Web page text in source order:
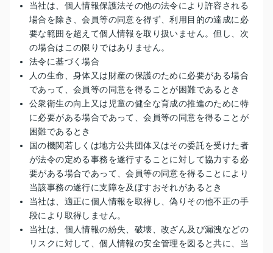
当社は、個人情報保護法その他の法令により許容される
場合を除き、会員等の同意を得ず、利用目的の達成に必
要な範囲を超えて個人情報を取り扱いません。但し、次
の場合はこの限りではありません。
法令に基づく場合
人の生命、身体又は財産の保護のために必要がある場合
であって、会員等の同意を得ることが困難であるとき
公衆衛生の向上又は児童の健全な育成の推進のために特
に必要がある場合であって、会員等の同意を得ることが
困難であるとき
国の機関若しくは地方公共団体又はその委託を受けた者
が法令の定める事務を遂行することに対して協力する必
要がある場合であって、会員等の同意を得ることにより
当該事務の遂行に支障を及ぼすおそれがあるとき
当社は、適正に個人情報を取得し、偽りその他不正の手
段により取得しません。
当社は、個人情報の紛失、破壊、改ざん及び漏洩などの
リスクに対して、個人情報の安全管理を図ると共に、当